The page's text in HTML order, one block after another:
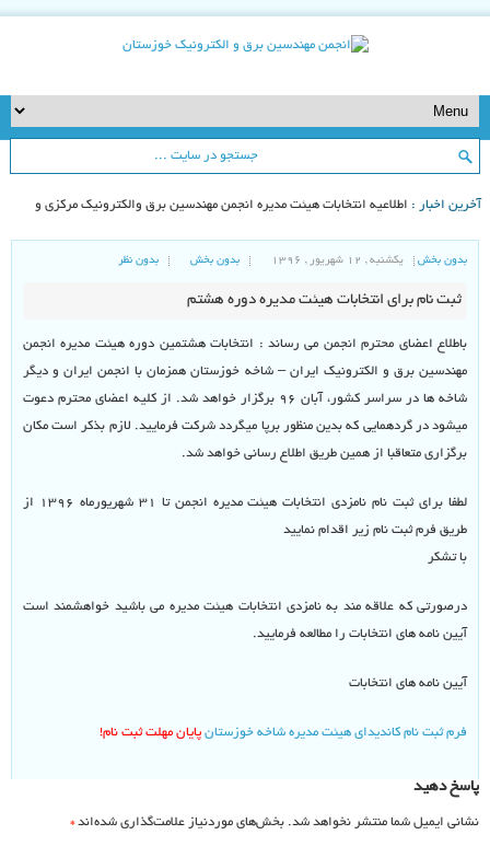
اخبار : اطلاعیه انتخابات هیئت مدیره انجمن مهندسین برق والکترونیک مرکزی و
بدون بخش یکشنبه , ۱۲ شهریور , ۱۳۹۶ بدون بخش بدون نظر
ثبت نام برای انتخابات هیئت مدیره دوره هشتم
باطلاع اعضای محترم انجمن می رساند : انتخابات هشتمین دوره هیئت مدیره انجمن
مهندسین برق و الکترونیک ایران – شاخه خوزستان همزمان با انجمن ایران و دیگر
شاخه ها در سراسر کشور، آبان ۹۶ برگزار خواهد شد. از کلیه اعضای محترم دعوت
میشود در گردهمایی که بدین منظور برپا میگردد شرکت فرمایید. لازم بذکر است مکان
برگزاری متعاقبا از همین طریق اطلاع رسانی خواهد شد.
لطفا برای ثبت نام نامزدی انتخابات هیئت مدیره انجمن تا ۳۱ شهریورماه ۱۳۹۶ از
طریق فرم ثبت نام زیر اقدام نمایید
با تشکر
درصورتی که علاقه مند به نامزدی انتخابات هیئت مدیره می باشید خواهشمند است
آیین نامه های انتخابات را مطالعه فرمایید.
آیین نامه های انتخابات
فرم ثبت نام کاندیدای هیئت مدیره شاخه خوزستانپایان مهلت ثبت نام!
دهید
ایمیل شما منتشر نخواهد شد.بخش‌های موردنیاز علامت‌گذاری شده‌اند*